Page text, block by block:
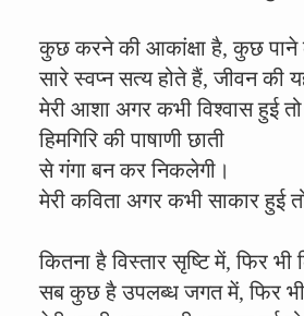
कुछ करने की आकांक्षा है, कुछ पाने
सारे स्वप्न सत्य होते हैं, जीवन की
मेरी आशा अगर कभी विश्वास हुई तो
हिमगिरि की पाषाणी छाती
से गंगा बन कर निकलेगी।
मेरी कविता अगर कभी साकार हुई
कितना है विस्तार सृष्टि में, फिर भी
सब कुछ है उपलब्ध जगत में, फिर